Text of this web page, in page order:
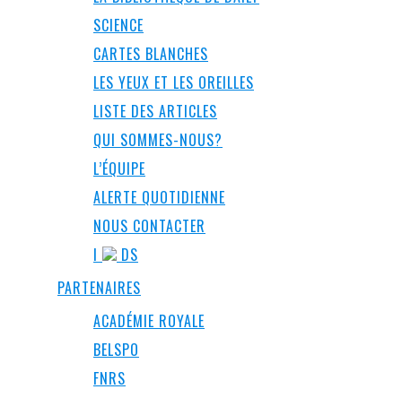
SCIENCE
CARTES BLANCHES
LES YEUX ET LES OREILLES
LISTE DES ARTICLES
QUI SOMMES-NOUS?
L’ÉQUIPE
ALERTE QUOTIDIENNE
NOUS CONTACTER
I
DS
PARTENAIRES
ACADÉMIE ROYALE
BELSPO
FNRS